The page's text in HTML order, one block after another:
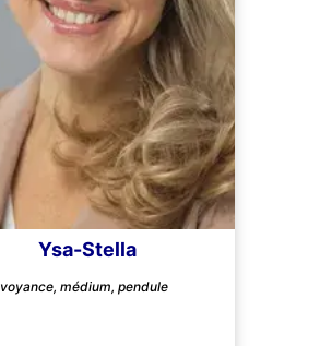
Ysa-Stella
voyance, médium, pendule